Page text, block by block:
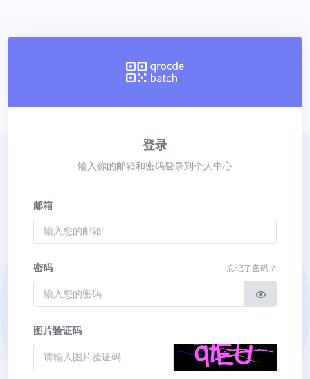
登录
输入你的邮箱和密码登录到个人中心
邮箱
忘记了密码？
密码
图片验证码